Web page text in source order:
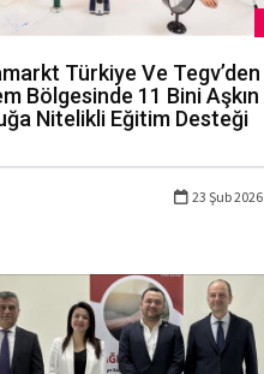
Türkiye Ve Tegv’den
Bölgesinde 11 Bini Aşkın
Nitelikli Eğitim Desteği
23 Şub 2026